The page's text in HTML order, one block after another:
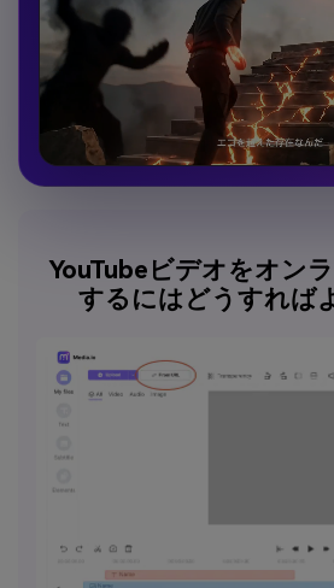
YouTubeビデオをオン
するにはどうすれば